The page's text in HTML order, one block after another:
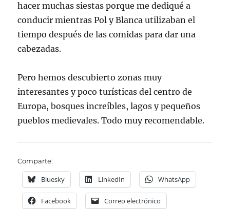
hacer muchas siestas porque me dediqué a
conducir mientras Pol y Blanca utilizaban el
tiempo después de las comidas para dar una
cabezadas.
Pero hemos descubierto zonas muy
interesantes y poco turísticas del centro de
Europa, bosques increíbles, lagos y pequeños
pueblos medievales. Todo muy recomendable.
Comparte:
Bluesky LinkedIn WhatsApp
Facebook Correo electrónico